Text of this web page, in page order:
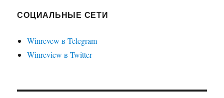
СОЦИАЛЬНЫЕ СЕТИ
Winrevew в Telegram
Winreview в Twitter